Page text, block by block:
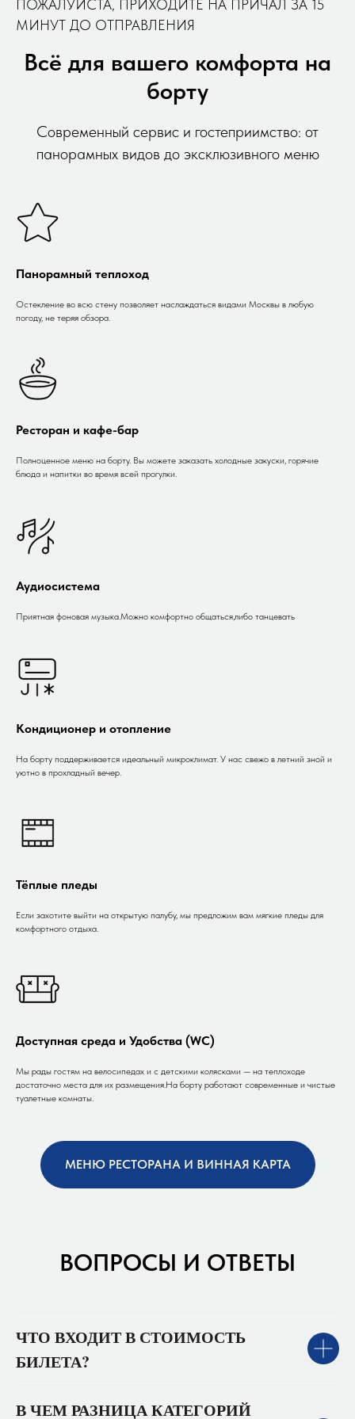
ПОЖАЛУЙСТА, ПРИХОДИТЕ НА ПРИЧАЛ ЗА 15
МИНУТ ДО ОТПРАВЛЕНИЯ
Всё для вашего комфорта на
борту
Современный сервис и гостеприимство: от
панорамных видов до эксклюзивного меню
Панорамный теплоход
Остекление во всю стену позволяет наслаждаться видами Москвы в любую
погоду, не теряя обзора.
Ресторан и кафе-бар
Полноценное меню на борту. Вы можете заказать холодные закуски, горячие
блюда и напитки во время всей прогулки.
Аудиосистема
Приятная фоновая музыка.Можно комфортно общаться,либо танцевать
Кондиционер и отопление
На борту поддерживается идеальный микроклимат. У нас свежо в летний зной и
уютно в прохладный вечер.
Тёплые пледы
Если захотите выйти на открытую палубу, мы предложим вам мягкие пледы для
комфортного отдыха.
Доступная среда и Удобства (WC)
Мы рады гостям на велосипедах и с детскими колясками — на теплоходе
достаточно места для их размещения.На борту работают современные и чистые
туалетные комнаты.
МЕНЮ РЕСТОРАНА И ВИННАЯ КАРТА
ВОПРОСЫ И ОТВЕТЫ
ЧТО ВХОДИТ В СТОИМОСТЬ
БИЛЕТА?
В ЧЕМ РАЗНИЦА КАТЕГОРИЙ